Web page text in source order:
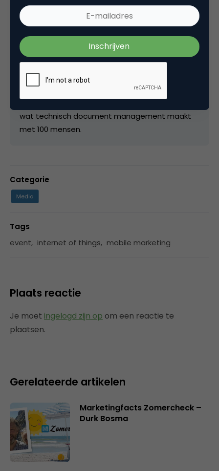
Innovader
Trendwatcher & Presentator. Momenteel CEO
van http://innovader.nl wat video platform
http://yubby.com creerde en http://leafplan.nl
the connected car.. Voorheen partner Interimic,
Venture Partner, directeur mediaplaza.nl en
oprichter http://cyco.com, een software bedrijf
wat technisch document management maakt
met 100 mensen.
Categorie
Media
Tags
event, internet of things, mobile marketing
Plaats reactie
Je moet ingelogd zijn op om een reactie te
plaatsen.
Gerelateerde artikelen
Marketingfacts Zomercheck –
Durk Bosma